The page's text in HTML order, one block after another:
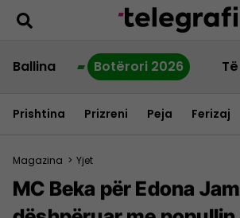
Ballina Botërori 2026
Prishtina Prizreni Peja Ferizaj
Magazina > Yjet
MC Beka për Edona